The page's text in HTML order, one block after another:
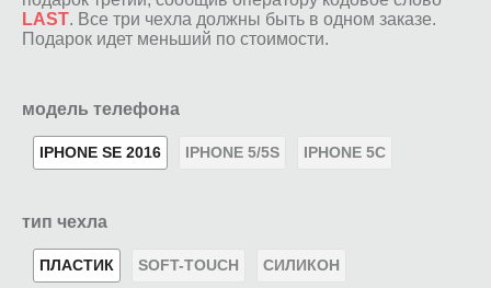
LAST. Все три чехла должны быть в одном заказе.
Подарок идет меньший по стоимости.
модель телефона
IPHONE SE 2016 IPHONE 5/5S IPHONE 5C
тип чехла
ПЛАСТИК SOFT-TOUCH СИЛИКОН